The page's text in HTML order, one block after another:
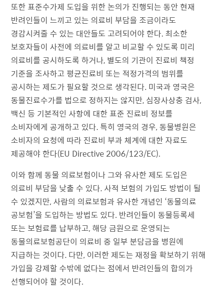
또한 표준수가제 도입을 위한 논의가 진행되는 동안 현재
반려인들이 느끼고 있는 의료비 부담을 조금이라도
경감시켜줄 수 있는 대안들도 고려되어야 한다. 최소한
보호자들이 사전에 의료비를 알고 비교할 수 있도록 미리
의료비를 공시하도록 하거나, 별도의 기관이 진료비 책정
기준을 조사하고 평균진료비 또는 적정가격의 범위를
공시하는 제도가 필요할 것으로 생각된다. 미국과 영국은
동물진료수가를 법으로 정하지는 않지만, 심장사상충 검사,
백신 등 기본적인 사항에 대한 표준 진료비 정보를
소비자에게 공개하고 있다. 특히 영국의 경우, 동물병원은
소비자의 요청에 따라 진료비 부과 체계에 대한 자료도
제공해야 한다(EU Directive 2006/123/EC).
이와 함께 동물 의료보험이나 그와 유사한 제도 도입은
의료비 부담을 낮출 수 있다. 사적 보험의 가입도 방법이 될
수 있겠지만, 사람의 의료보험과 유사한 개념인 ‘동물의료
공보험’을 도입하는 방법도 있다. 반려인들이 동물등록세
또는 보험료를 납부하고, 해당 금원으로 운영되는
동물의료보험공단이 의료비 중 일부 분담금을 병원에
지급하는 것이다. 다만, 이러한 제도는 재정을 확보하기 위해
가입을 강제할 수밖에 없다는 점에서 반려인들의 합의가
선행되어야 할 것이다.